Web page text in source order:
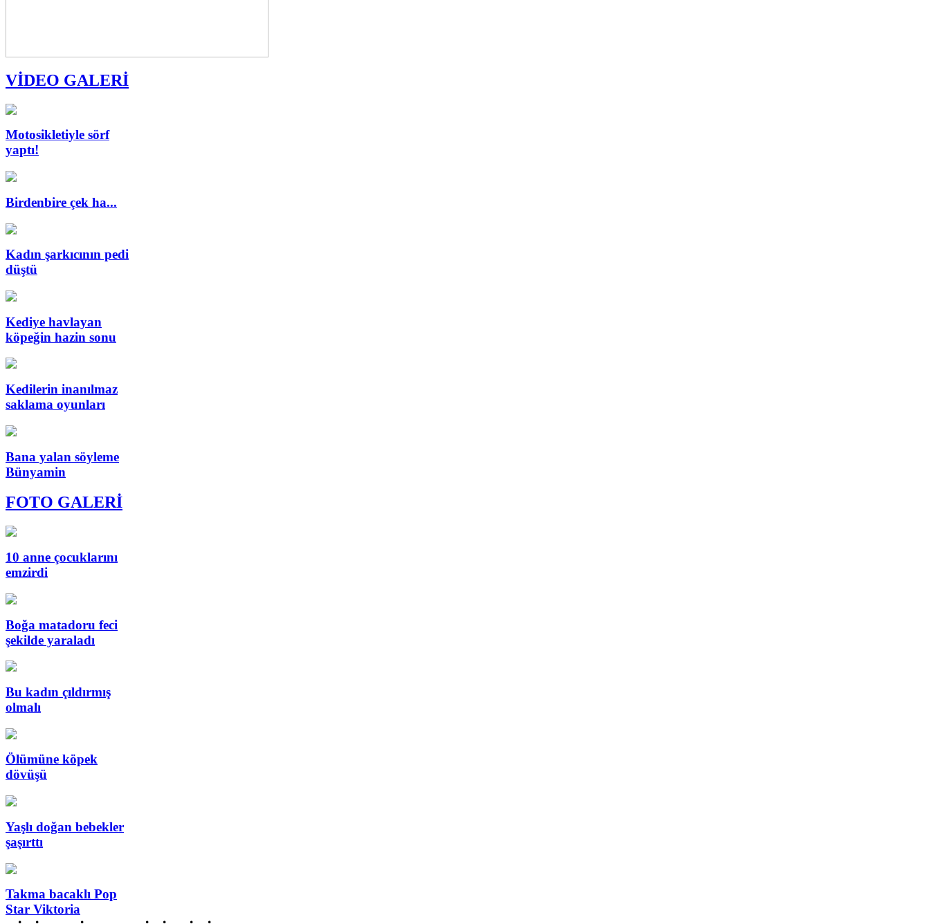
VİDEO GALERİ
Motosikletiyle sörf
yaptı!
Birdenbire çek ha...
Kadın şarkıcının pedi
düştü
Kediye havlayan
köpeğin hazin sonu
Kedilerin inanılmaz
saklama oyunları
Bana yalan söyleme
Bünyamin
FOTO GALERİ
10 anne çocuklarını
emzirdi
Boğa matadoru feci
şekilde yaraladı
Bu kadın çıldırmış
olmalı
Ölümüne köpek
dövüşü
Yaşlı doğan bebekler
şaşırttı
Takma bacaklı Pop
Star Viktoria